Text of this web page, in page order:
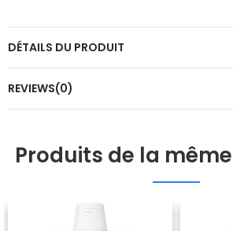
DÉTAILS DU PRODUIT
REVIEWS(0)
Produits de la